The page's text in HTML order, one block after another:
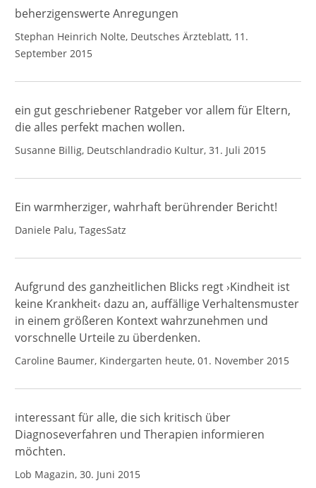
beherzigenswerte Anregungen
Stephan Heinrich Nolte, Deutsches Ärzteblatt, 11.
September 2015
ein gut geschriebener Ratgeber vor allem für Eltern,
die alles perfekt machen wollen.
Susanne Billig, Deutschlandradio Kultur, 31. Juli 2015
Ein warmherziger, wahrhaft berührender Bericht!
Daniele Palu, TagesSatz
Aufgrund des ganzheitlichen Blicks regt ›Kindheit ist
keine Krankheit‹ dazu an, auffällige Verhaltensmuster
in einem größeren Kontext wahrzunehmen und
vorschnelle Urteile zu überdenken.
Caroline Baumer, Kindergarten heute, 01. November 2015
interessant für alle, die sich kritisch über
Diagnoseverfahren und Therapien informieren
möchten.
Lob Magazin, 30. Juni 2015